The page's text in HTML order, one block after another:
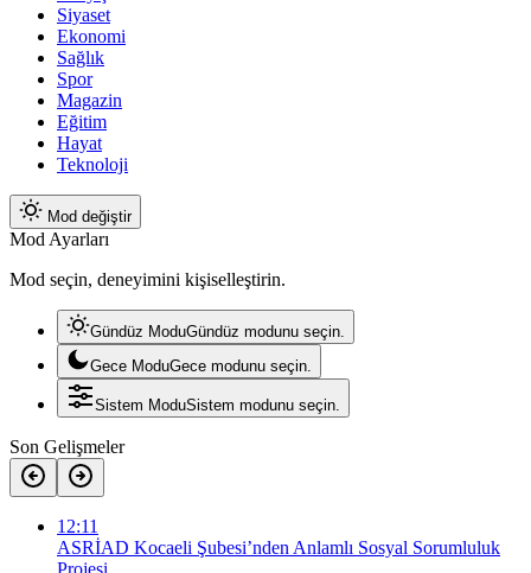
Siyaset
Ekonomi
Sağlık
Spor
Magazin
Eğitim
Hayat
Teknoloji
Mod değiştir
Mod Ayarları
Mod seçin, deneyimini kişiselleştirin.
Gündüz ModuGündüz modunu seçin.
Gece ModuGece modunu seçin.
Sistem ModuSistem modunu seçin.
Son Gelişmeler
12:11
ASRİAD Kocaeli Şubesi’nden Anlamlı Sosyal Sorumluluk
Projesi